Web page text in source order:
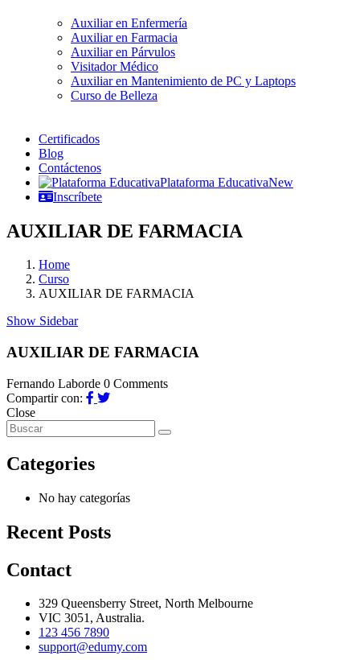
Auxiliar en Enfermería
Auxiliar en Farmacia
Auxiliar en Párvulos
Visitador Médico
Auxiliar en Mantenimiento de PC y Laptops
Curso de Belleza
Certificados
Blog
Contáctenos
Plataforma EducativaNew
Inscríbete
AUXILIAR DE FARMACIA
Home
Curso
AUXILIAR DE FARMACIA
Show Sidebar
AUXILIAR DE FARMACIA
Fernando Laborde 0 Comments
Compartir con:
Close
Categories
No hay categorías
Recent Posts
Contact
329 Queensberry Street, North Melbourne
VIC 3051, Australia.
123 456 7890
support@edumy.com